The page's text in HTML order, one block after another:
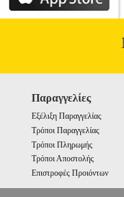
Παραγγελίες
Εξέλιξη Παραγγελίας
Τρόποι Παραγγελίας
Τρόποι Πληρωμής
Τρόποι Αποστολής
Επιστροφές Προιόντων